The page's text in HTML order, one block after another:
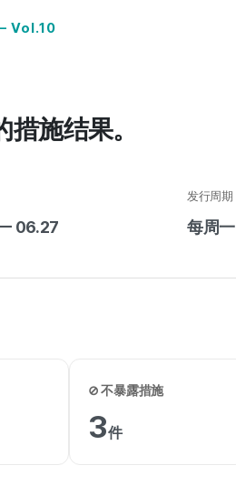
Vol.10
施结果。
06.27
发行周期
每周一
⊘ 不暴露措施
3件